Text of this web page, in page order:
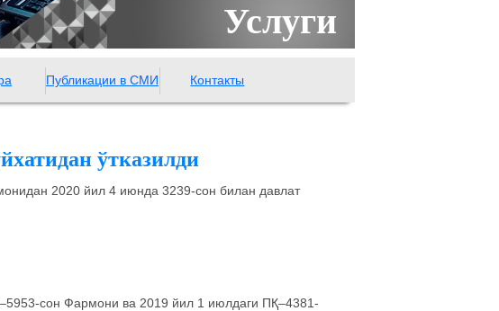
Услуги
Публикации в СМИ Контакты
ўтказилди
2020 йил 4 июнда 3239-сон билан давлат
сон Фармони ва 2019 йил 1 июлдаги ПҚ–4381-